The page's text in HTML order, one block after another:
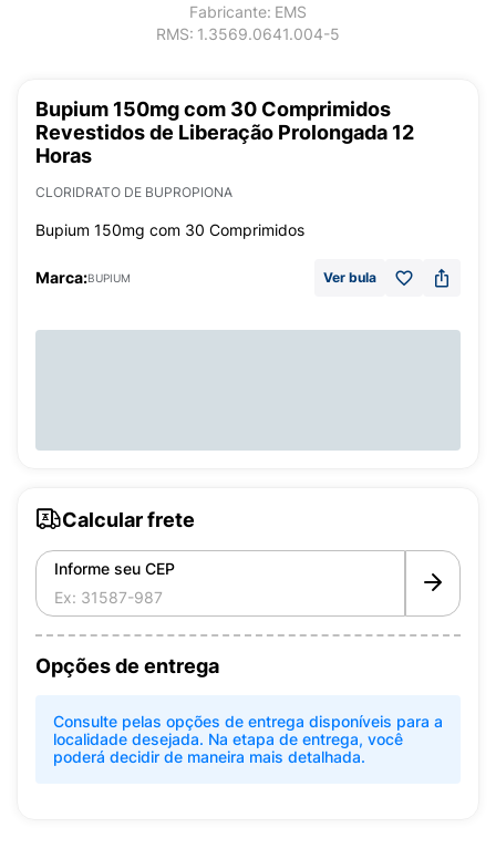
Fabricante: EMS
RMS: 1.3569.0641.004-5
Bupium 150mg com 30 Comprimidos
Revestidos de Liberação Prolongada 12
Horas
CLORIDRATO DE BUPROPIONA
Bupium 150mg com 30 Comprimidos
Marca:BUPIUM Ver bula
Calcular frete
Informe seu CEP
Opções de entrega
Consulte pelas opções de entrega disponíveis para a
localidade desejada. Na etapa de entrega, você
poderá decidir de maneira mais detalhada.